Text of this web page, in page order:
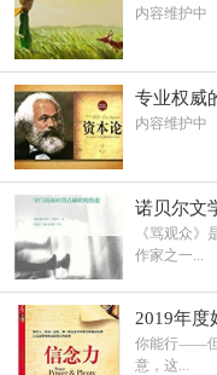
内容维护中
专业权威
内容维护中
诺贝尔文
《骂观众
作家之一...
2019年度
你能行——但
意，这...